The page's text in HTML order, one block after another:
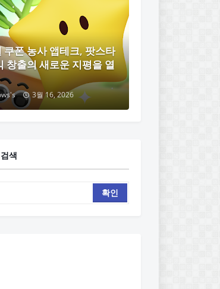
쿠폰 농사 앱테크, 팟스타
창출의 새로운 지평을 열
3월 16, 2026
색